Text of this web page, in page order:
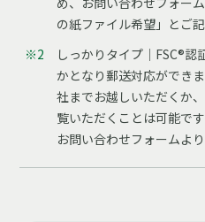
の紙ファイル希望」とご
※2
しっかりタイプ｜FSC®
かとなり郵送対応ができ
社までお越しいただくか
覧いただくことは可能で
お問い合わせフォームよ